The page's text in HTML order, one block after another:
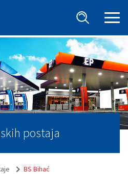
postaja
BS Bihać